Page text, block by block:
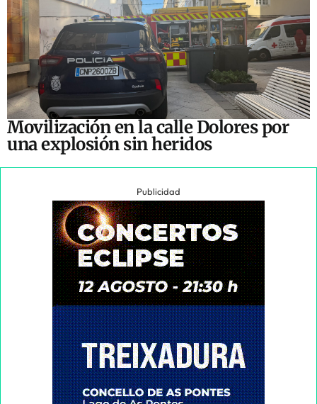
Movilización en la calle Dolores por
una explosión sin heridos
Publicidad